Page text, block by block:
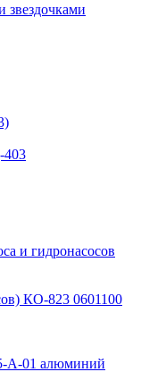
звездочками
403
и гидронасосов
КО-823 0601100
А-01 алюминий